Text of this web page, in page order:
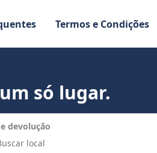
Termos e Condições
só lugar.
devolução